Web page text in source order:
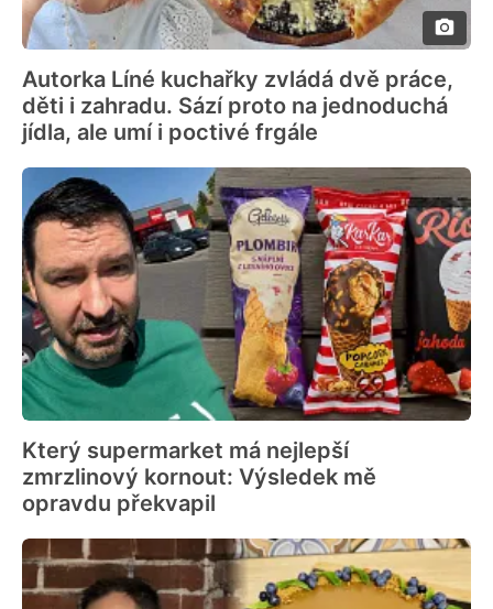
Autorka Líné kuchařky zvládá dvě práce,
děti i zahradu. Sází proto na jednoduchá
jídla, ale umí i poctivé frgále
Který supermarket má nejlepší
zmrzlinový kornout: Výsledek mě
opravdu překvapil